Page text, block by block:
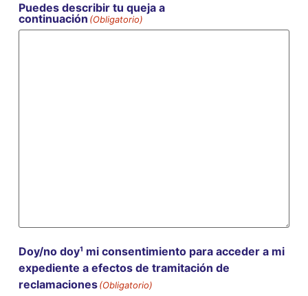
Puedes describir tu queja a
continuación (Obligatorio)
Doy/no doy¹ mi consentimiento para acceder a mi
expediente a efectos de tramitación de
reclamaciones(Obligatorio)